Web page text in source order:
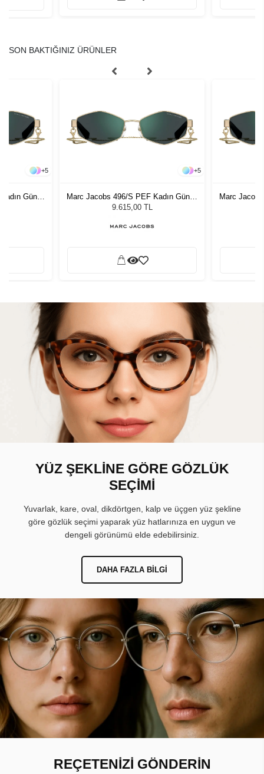
SON BAKTIĞINIZ ÜRÜNLER
+5
Güneş
+5
Marc Jacobs 496/S PEF Kadın Güneş
Gözlüğü
9.615,00 TL
Marc
YÜZ ŞEKLİNE GÖRE GÖZLÜK
SEÇİMİ
Yuvarlak, kare, oval, dikdörtgen, kalp ve üçgen yüz şekline
göre gözlük seçimi yaparak yüz hatlarınıza en uygun ve
dengeli görünümü elde edebilirsiniz.
DAHA FAZLA BILGI
REÇETENİZİ GÖNDERİN